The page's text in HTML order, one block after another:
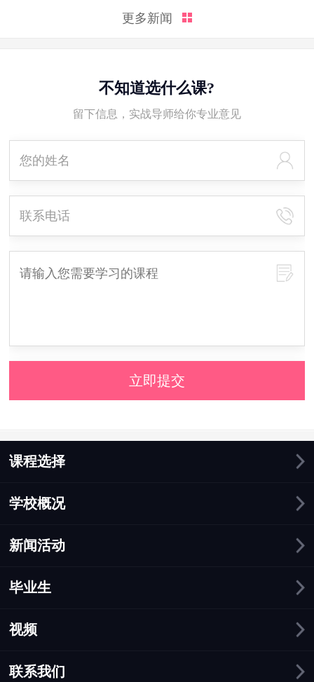
更多新闻
不知道选什么课?
留下信息，实战导师给你专业意见
立即提交
课程选择
学校概况
新闻活动
毕业生
视频
联系我们